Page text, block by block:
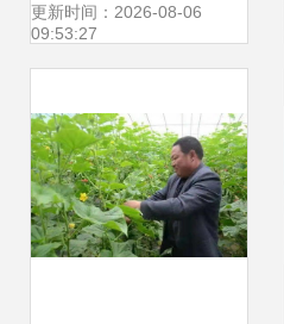
齐农产品"最初一公
更新时间：2026-08-06
09:53:27